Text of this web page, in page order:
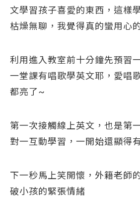
文學習孩子喜愛的東西，這樣
枯燥無聊，我覺得真的蠻用心的
利用進入教室前十分鐘先預習
一堂課有唱歌學英文耶，愛唱
都亮了~
第一次接觸線上英文，也是第
對一互動學習，一開始還顯得
下一秒馬上笑開懷，外籍老師
破小孩的緊張情緒